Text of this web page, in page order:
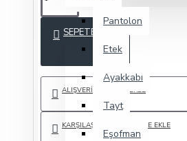
Pantolon
Etek
Ayakkabı
Tayt
Eşofman
SEPETE EKLE
ALIŞVERIŞ LISTEME EKLE
KARŞILAŞTIRMA LISTESINE EKLE